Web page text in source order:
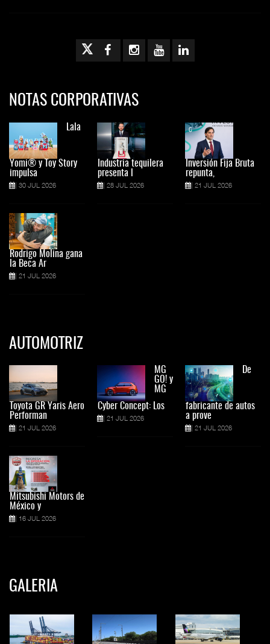
NOTAS CORPORATIVAS
Lala
Yomi® y Toy Story
impulsa
30 JUL 2026
Rodrigo Molina gana
la Beca Ar
21 JUL 2026
Industria tequilera
presenta l
28 JUL 2026
Inversión Fija Bruta
repunta,
21 JUL 2026
AUTOMOTRIZ
Toyota GR Yaris Aero
Performan
21 JUL 2026
Mitsubishi Motors de
México y
16 JUL 2026
MG
GO! y
MG
Cyber Concept: Los
21 JUL 2026
De
fabricante de autos
a prove
21 JUL 2026
GALERIA